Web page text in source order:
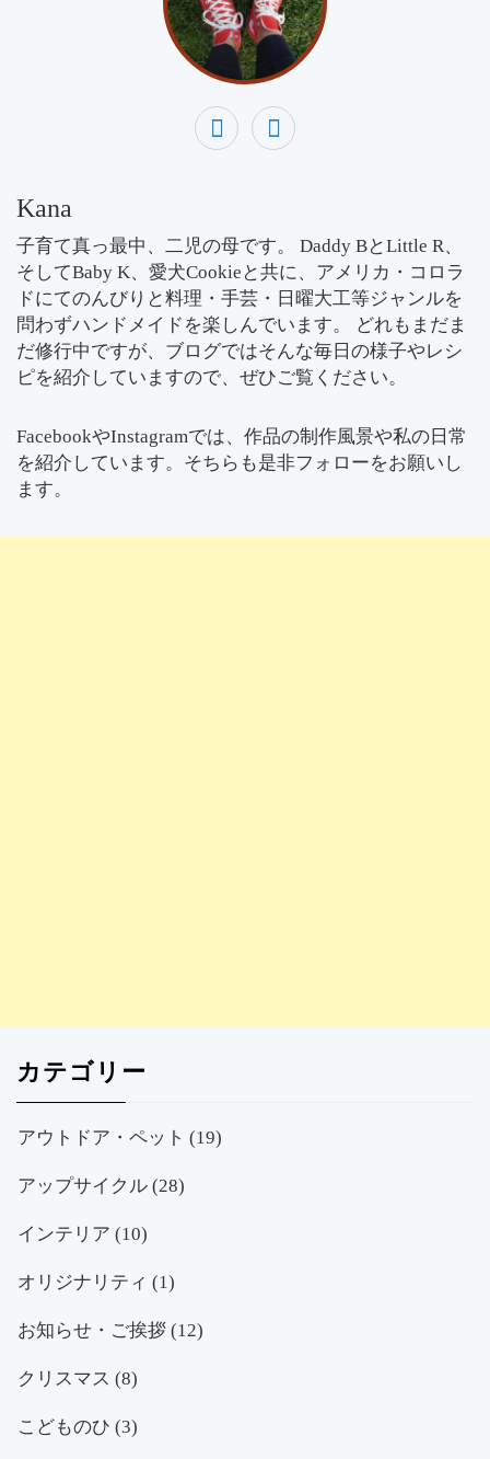
Kana
子育て真っ最中、二児の母です。 Daddy BとLittle R、
そしてBaby K、愛犬Cookieと共に、アメリカ・コロラ
ドにてのんびりと料理・手芸・日曜大工等ジャンルを
問わずハンドメイドを楽しんでいます。 どれもまだま
だ修行中ですが、ブログではそんな毎日の様子やレシ
ピを紹介していますので、ぜひご覧ください。
FacebookやInstagramでは、作品の制作風景や私の日常
を紹介しています。そちらも是非フォローをお願いし
ます。
カテゴリー
アウトドア・ペット (19)
アップサイクル (28)
インテリア (10)
オリジナリティ (1)
お知らせ・ご挨拶 (12)
クリスマス (8)
こどものひ (3)